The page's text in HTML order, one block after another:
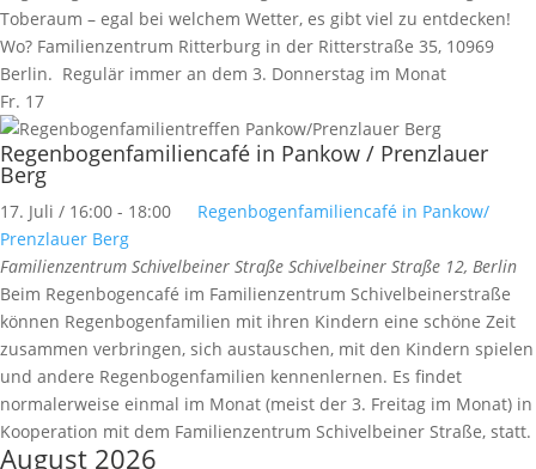
Toberaum – egal bei welchem Wetter, es gibt viel zu entdecken!
Wo? Familienzentrum Ritterburg in der Ritterstraße 35, 10969
Berlin. Regulär immer an dem 3. Donnerstag im Monat
Fr. 17
Regenbogenfamiliencafé in Pankow / Prenzlauer
Berg
17. Juli / 16:00 - 18:00
Regenbogenfamiliencafé in Pankow/
Prenzlauer Berg
Familienzentrum Schivelbeiner Straße Schivelbeiner Straße 12, Berlin
Beim Regenbogencafé im Familienzentrum Schivelbeinerstraße
können Regenbogenfamilien mit ihren Kindern eine schöne Zeit
zusammen verbringen, sich austauschen, mit den Kindern spielen
und andere Regenbogenfamilien kennenlernen. Es findet
normalerweise einmal im Monat (meist der 3. Freitag im Monat) in
Kooperation mit dem Familienzentrum Schivelbeiner Straße, statt.
August 2026